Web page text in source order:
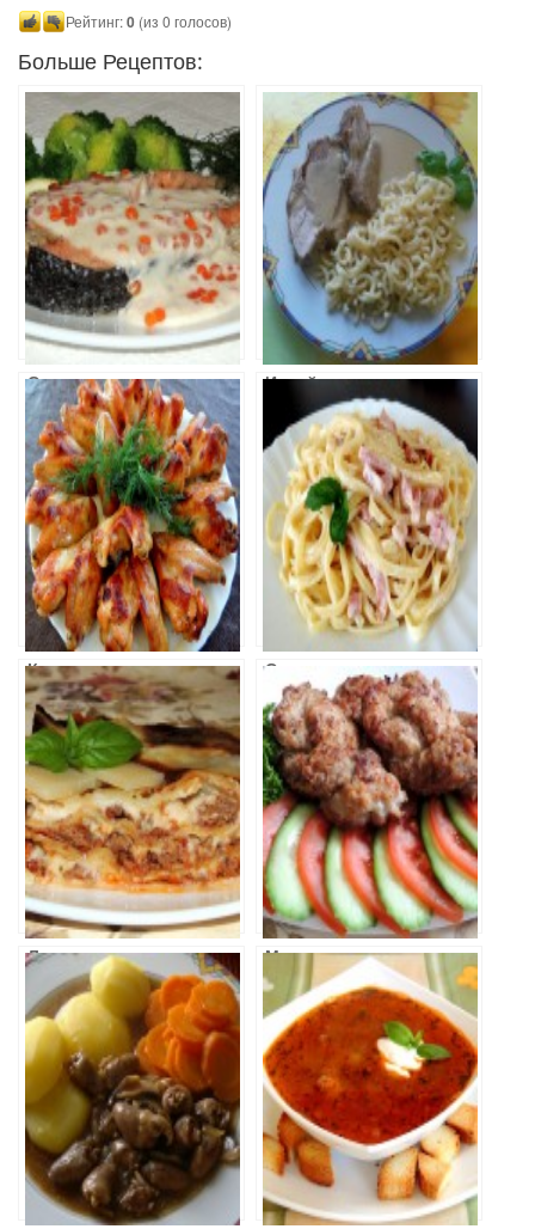
Рейтинг:0 (из 0 голосов)
Больше Рецептов:
Семга в
сливочном
соусе
Индейка в
можжевеловом
соусе с пастой
Куриные
крылышки в
медово-соевом
соусе
Спагетти
Карбонара
Лазанья с
мясным фаршем
Мясные косички